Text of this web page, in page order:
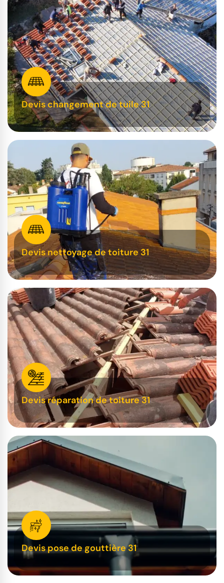
Devis changement de tuile 31
Devis nettoyage de toiture 31
Devis réparation de toiture 31
Devis pose de gouttière 31